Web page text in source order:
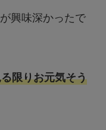
興味深かったで
限りお元気そう